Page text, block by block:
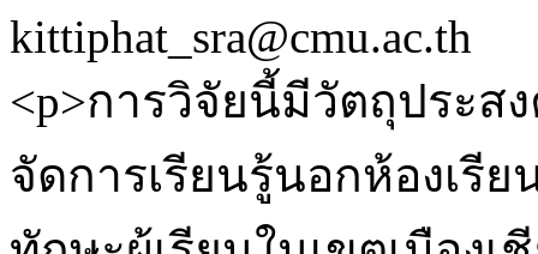
kittiphat_sra@cmu.ac.th
<p>การวิจัยนี้มีวัตถุประส
จัดการเรียนรู้นอกห้องเรี